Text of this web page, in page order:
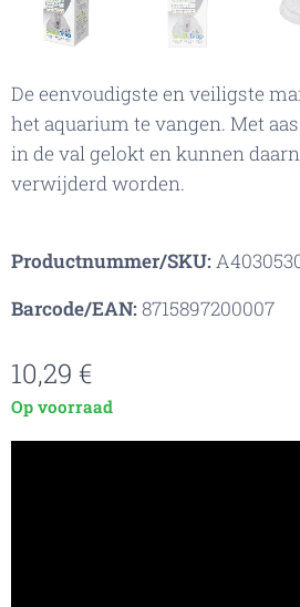
De eenvoudigste en veiligste
het aquarium te vangen. Met
in de val gelokt en kunnen
verwijderd worden.
Productnummer/SKU:
Barcode/EAN:8715897200007
10,29 €
Op voorraad